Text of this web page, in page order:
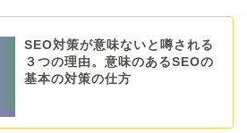
SEO対策が意味ないと噂される
３つの理由。意味のあるSEOの
基本の対策の仕方